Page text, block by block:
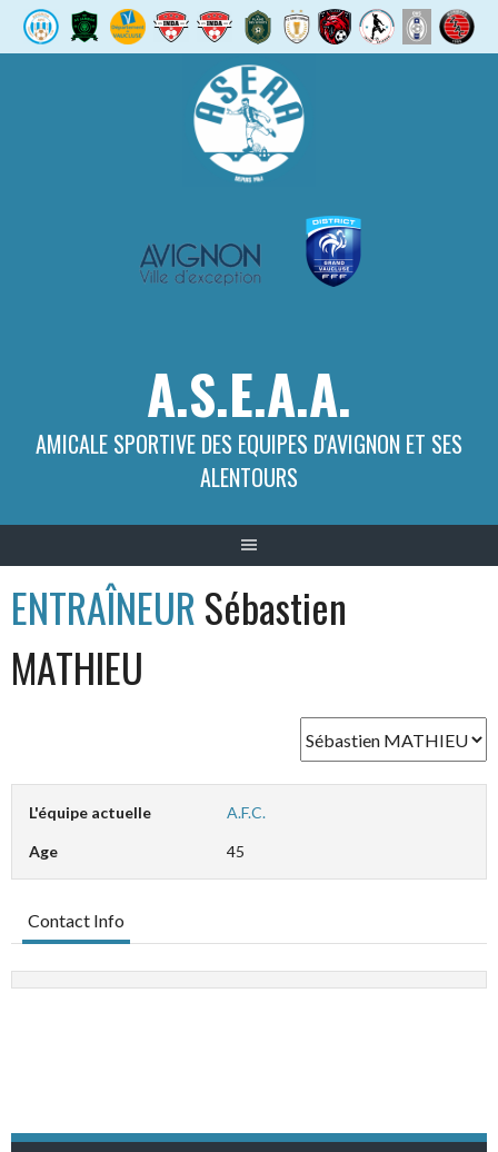
A.S.E.A.A.
AMICALE SPORTIVE DES EQUIPES D'AVIGNON ET SES
ALENTOURS
ENTRAÎNEURSébastien
MATHIEU
L'équipe actuelle A.F.C.
Age 45
Contact Info